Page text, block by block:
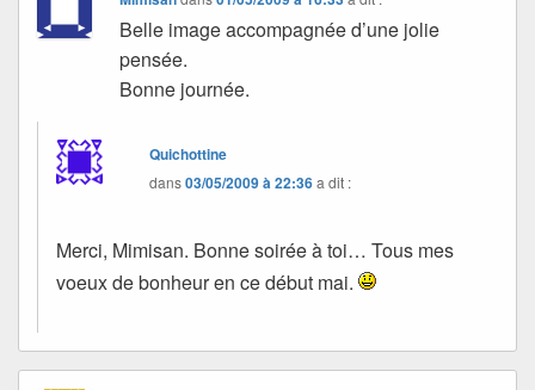
Belle image accompagnée d’une jolie
pensée.
Bonne journée.
Quichottine
dans03/05/2009 à 22:36a dit :
Merci, Mimisan. Bonne soirée à toi… Tous mes
voeux de bonheur en ce début mai.